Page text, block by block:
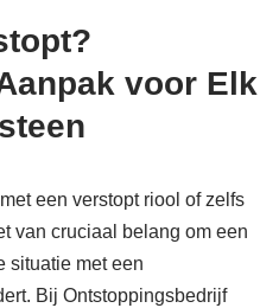
voor Elk
een verstopt riool of zelfs
van cruciaal belang om een
situatie met een
Bij Ontstoppingsbedrijf